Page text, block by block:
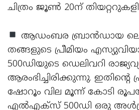
ചിത്രം ജൂണ്‍ 20ന്
ആഡംബര ബ്രാന്‍ഡായ
തങ്ങളുടെ പ്രീമിയം
500ഡിയുടെ ഡെലിവറി
ആരംഭിച്ചിരിക്കുന്നു.
ഷോറൂം വില മൂന്ന് കോടി
എല്‍എക്സ് 500ഡി ഒരു